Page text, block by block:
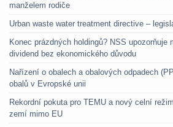
manželem rodiče
Urban waste water treatment directive –
Konec prázdných holdingů? NSS upozorňuje
dividend bez ekonomického důvodu
Nařízení o obalech a obalových odpadech
obalů v Evropské unii
Rekordní pokuta pro TEMU a nový celní
zemí mimo EU